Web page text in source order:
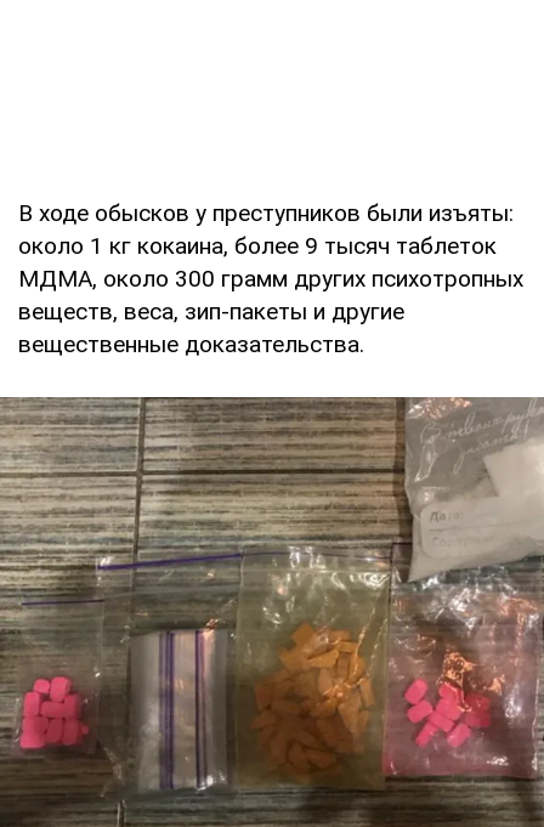
В ходе обысков у преступников были изъяты:
около 1 кг кокаина, более 9 тысяч таблеток
МДМА, около 300 грамм других психотропных
веществ, веса, зип-пакеты и другие
вещественные доказательства.